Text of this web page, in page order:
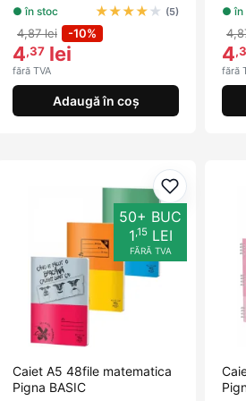
● în stoc ★★★★ ★ (5)
4,87 lei -10%
4,37 lei
fără TVA
Adaugă în coș
● în
4
fără
Adaugă la
50+ BUC
1,15LEI
FĂRĂ TVA
Caiet A5 48file matematica
Pigna BASIC